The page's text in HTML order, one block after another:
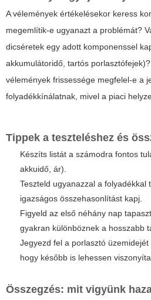
A vélemények értékelésekor keress
megemlítik-e ugyanazt a problémát?
dicséretek egy adott komponenssel
akkumulátoridő, tartós
vélemények frissessége megfelel-e a
folyadékkínálatnak, mivel a piaci
Tippek a teszteléshez és
Készíts listát a számodra fontos
akkuidő, ár).
Teszteld ugyanazzal a folyadékkal
igazságos összehasonlítást kapj.
Figyeld az első néhány nap
gyakran különböznek a hosszabb
Jegyezd fel a porlasztó
hogy később is lehessen
Összegzés: mit vigyünk